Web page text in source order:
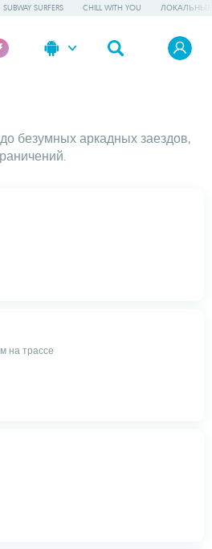
SUBWAY SURFERS CHILL WITH YOU
безумных аркадных заездов,
на трассе